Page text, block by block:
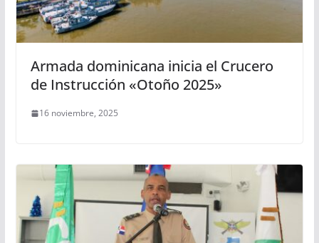
Armada dominicana inicia el Crucero
de Instrucción «Otoño 2025»
16 noviembre, 2025